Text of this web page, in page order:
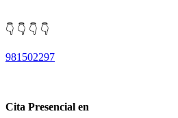
👇 👇 👇 👇
981502297
Cita Presencial en